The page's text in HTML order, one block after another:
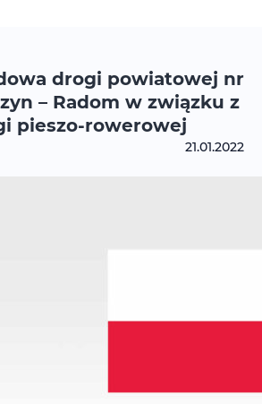
drogi powiatowej nr
– Radom w związku z
pieszo-rowerowej
21.01.2022